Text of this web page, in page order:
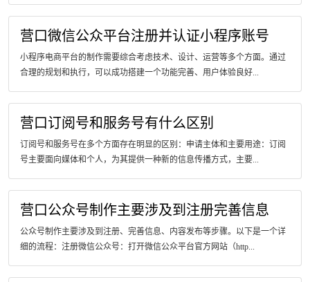
营口微信公众平台注册并认证小程序账号
小程序电商平台的制作需要综合考虑技术、设计、运营等多个方面。通过
合理的规划和执行，可以成功搭建一个功能完善、用户体验良好...
营口订阅号和服务号有什么区别
订阅号和服务号在多个方面存在明显的区别：申请主体和主要用途：订阅
号主要面向媒体和个人，为其提供一种新的信息传播方式，主要...
营口公众号制作主要涉及到注册完善信息
公众号制作主要涉及到注册、完善信息、内容发布等步骤。以下是一个详
细的流程：注册微信公众号：打开微信公众平台官方网站（http...